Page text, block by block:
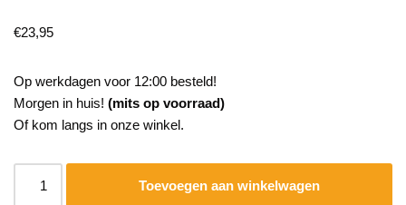
€23,95
Op werkdagen voor 12:00 besteld!
Morgen in huis! (mits op voorraad)
Of kom langs in onze winkel.
Toevoegen aan winkelwagen